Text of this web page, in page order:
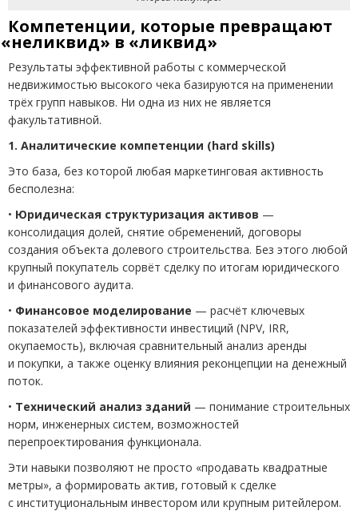
Компетенции, которые превращают
«неликвид» в «ликвид»
Результаты эффективной работы с коммерческой
недвижимостью высокого чека базируются на применении
трёх групп навыков. Ни одна из них не является
факультативной.
1. Аналитические компетенции (hard skills)
Это база, без которой любая маркетинговая активность
бесполезна:
• Юридическая структуризация активов —
консолидация долей, снятие обременений, договоры
создания объекта долевого строительства. Без этого любой
крупный покупатель сорвёт сделку по итогам юридического
и финансового аудита.
• Финансовое моделирование — расчёт ключевых
показателей эффективности инвестиций (NPV, IRR,
окупаемость), включая сравнительный анализ аренды
и покупки, а также оценку влияния реконцепции на денежный
поток.
• Технический анализ зданий — понимание строительных
норм, инженерных систем, возможностей
перепроектирования функционала.
Эти навыки позволяют не просто «продавать квадратные
метры», а формировать актив, готовый к сделке
с институциональным инвестором или крупным ритейлером.